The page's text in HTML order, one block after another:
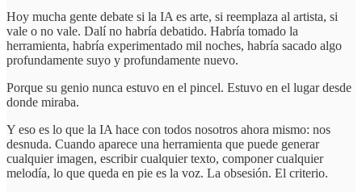
Hoy mucha gente debate si la IA es arte, si reemplaza al artista, si
vale o no vale. Dalí no habría debatido. Habría tomado la
herramienta, habría experimentado mil noches, habría sacado algo
profundamente suyo y profundamente nuevo.
Porque su genio nunca estuvo en el pincel. Estuvo en el lugar desde
donde miraba.
Y eso es lo que la IA hace con todos nosotros ahora mismo: nos
desnuda. Cuando aparece una herramienta que puede generar
cualquier imagen, escribir cualquier texto, componer cualquier
melodía, lo que queda en pie es la voz. La obsesión. El criterio.